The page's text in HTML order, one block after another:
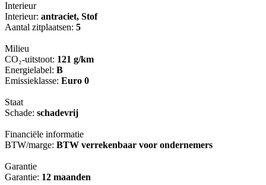
Interieur
Interieur: antraciet, Stof
Aantal zitplaatsen: 5
Milieu
CO₂-uitstoot: 121 g/km
Energielabel: B
Emissieklasse: Euro 0
Staat
Schade: schadevrij
Financiële informatie
BTW/marge: BTW verrekenbaar voor ondernemers
Garantie
Garantie: 12 maanden